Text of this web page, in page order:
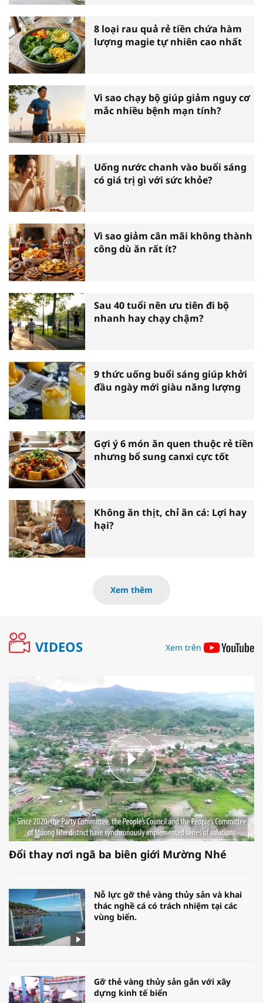
8 loại rau quả rẻ tiền chứa hàm
lượng magie tự nhiên cao nhất
Vì sao chạy bộ giúp giảm nguy cơ
mắc nhiều bệnh mạn tính?
Uống nước chanh vào buổi sáng
có giá trị gì với sức khỏe?
Vì sao giảm cân mãi không thành
công dù ăn rất ít?
Sau 40 tuổi nên ưu tiên đi bộ
nhanh hay chạy chậm?
9 thức uống buổi sáng giúp khởi
đầu ngày mới giàu năng lượng
Gợi ý 6 món ăn quen thuộc rẻ tiền
nhưng bổ sung canxi cực tốt
Không ăn thịt, chỉ ăn cá: Lợi hay
hại?
Xem thêm
VIDEOS Xem trên
Đổi thay nơi ngã ba biên giới Mường Nhé
Nỗ lực gỡ thẻ vàng thủy sản và khai
thác nghề cá có trách nhiệm tại các
vùng biển.
Gỡ thẻ vàng thủy sản gắn với xây
dựng kinh tế biển